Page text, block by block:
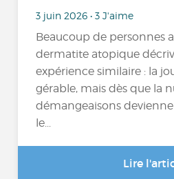
3 juin 2026 • 3 J'aime
Beaucoup de personnes
dermatite atopique
expérience similaire : la
gérable, mais dès que la
démangeaisons
le...
Lire